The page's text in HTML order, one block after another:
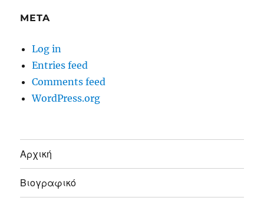
META
Log in
Entries feed
Comments feed
WordPress.org
Αρχική
Βιογραφικό